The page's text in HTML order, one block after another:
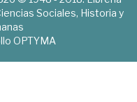
Sociales, Historia y
OPTYMA